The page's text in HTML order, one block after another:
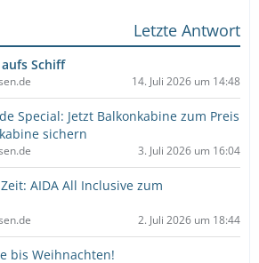
Letzte Antwort
Schiff
14. Juli 2026 um 14:48
Special: Jetzt Balkonkabine zum Preis
sichern
3. Juli 2026 um 16:04
AIDA All Inclusive zum
2. Juli 2026 um 18:44
bis Weihnachten!